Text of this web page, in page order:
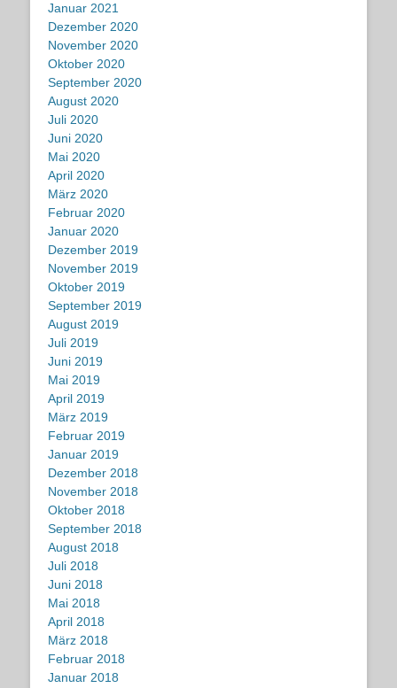
Januar 2021
Dezember 2020
November 2020
Oktober 2020
September 2020
August 2020
Juli 2020
Juni 2020
Mai 2020
April 2020
März 2020
Februar 2020
Januar 2020
Dezember 2019
November 2019
Oktober 2019
September 2019
August 2019
Juli 2019
Juni 2019
Mai 2019
April 2019
März 2019
Februar 2019
Januar 2019
Dezember 2018
November 2018
Oktober 2018
September 2018
August 2018
Juli 2018
Juni 2018
Mai 2018
April 2018
März 2018
Februar 2018
Januar 2018